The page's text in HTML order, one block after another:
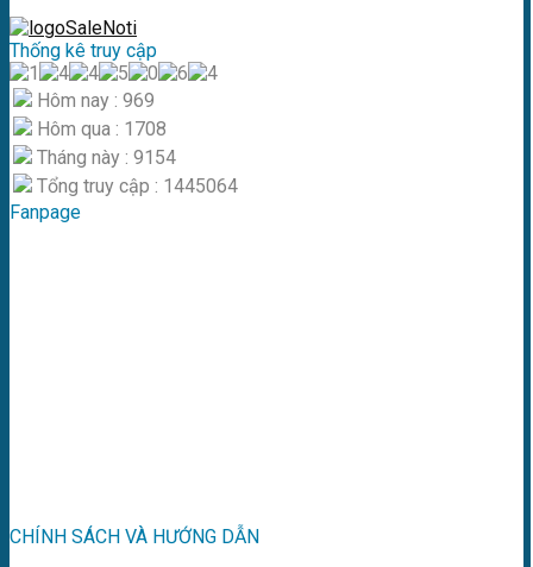
Thống kê truy cập
Hôm nay : 969
Hôm qua : 1708
Tháng này : 9154
Tổng truy cập : 1445064
Fanpage
CHÍNH SÁCH VÀ HƯỚNG DẪN